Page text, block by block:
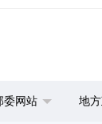
委网站 地